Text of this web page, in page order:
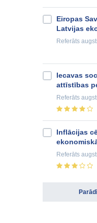
Eiropas
Latvijas
Referāts
Iecavas
attīstības
Referāts
Inflācijas
Referāts